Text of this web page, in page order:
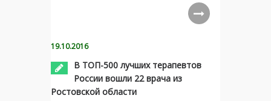
19.10.2016
В ТОП-500 лучших терапевтов
России вошли 22 врача из
Ростовской области